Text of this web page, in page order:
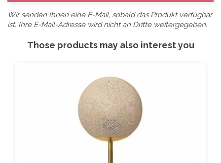
Wir senden Ihnen eine E-Mail, sobald das Produkt verfügbar
ist. Ihre E-Mail-Adresse wird nicht an Dritte weitergegeben.
Those products may also interest you